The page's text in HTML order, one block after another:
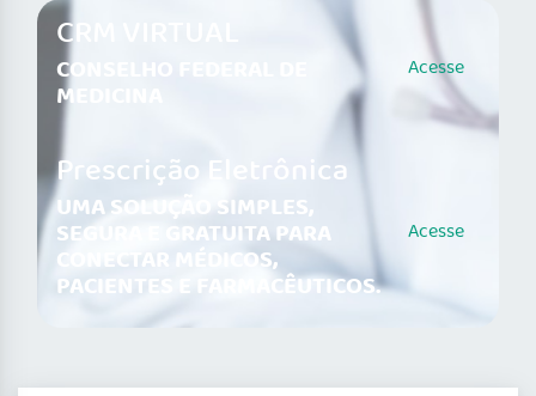
CRM VIRTUAL
CONSELHO FEDERAL DE
MEDICINA
Acesse
Prescrição Eletrônica
UMA SOLUÇÃO SIMPLES,
SEGURA E GRATUITA PARA
CONECTAR MÉDICOS,
PACIENTES E FARMACÊUTICOS.
Acesse